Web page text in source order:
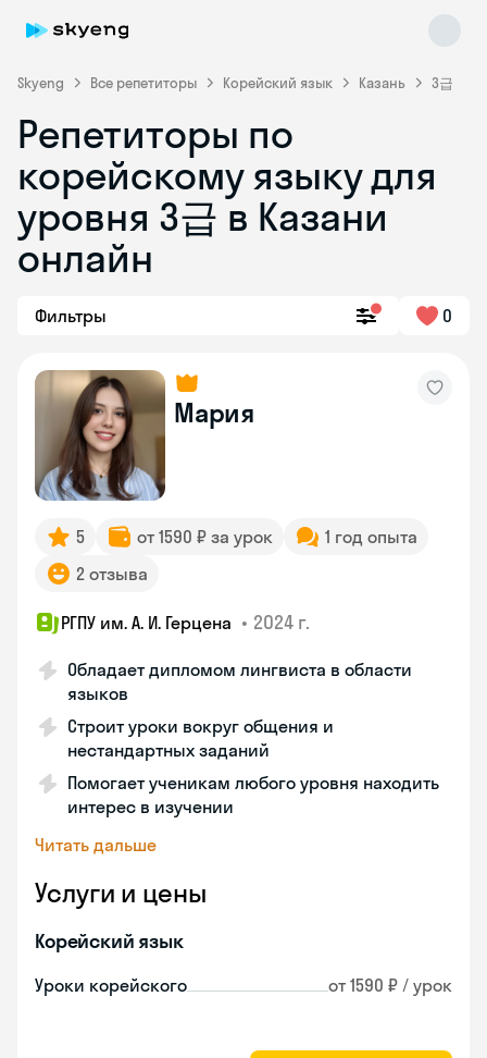
Skyeng Все репетиторы Корейский язык Казань 3급
Репетиторы по
корейскому языку для
уровня 3급 в Казани
онлайн
Фильтры 0
Мария
5 от 1590 ₽ за урок
1 год опыта
2 отзыва
РГПУ им. А. И. Герцена • 2024 г.
Обладает дипломом лингвиста в области
языков
Строит уроки вокруг общения и
нестандартных заданий
Помогает ученикам любого уровня находить
интерес в изучении
Читать дальше
Услуги и цены
Корейский язык
Уроки корейского от 1590 ₽ / урок
Skyeng Chat